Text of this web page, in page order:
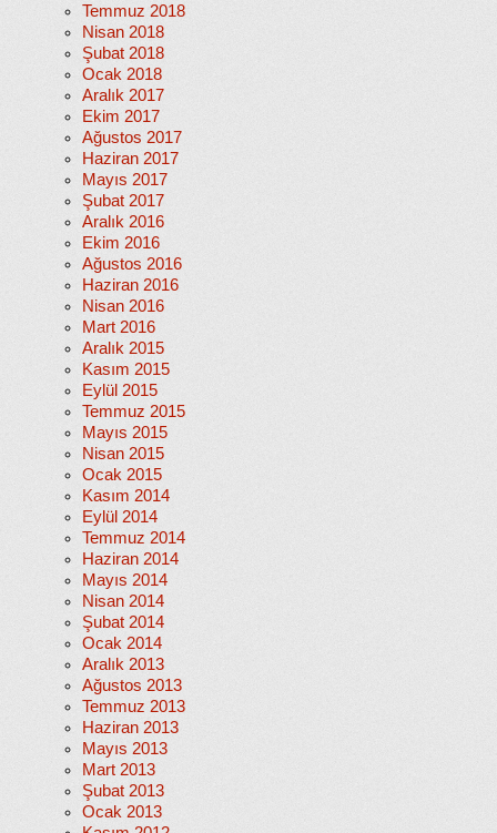
Temmuz 2018
Nisan 2018
Şubat 2018
Ocak 2018
Aralık 2017
Ekim 2017
Ağustos 2017
Haziran 2017
Mayıs 2017
Şubat 2017
Aralık 2016
Ekim 2016
Ağustos 2016
Haziran 2016
Nisan 2016
Mart 2016
Aralık 2015
Kasım 2015
Eylül 2015
Temmuz 2015
Mayıs 2015
Nisan 2015
Ocak 2015
Kasım 2014
Eylül 2014
Temmuz 2014
Haziran 2014
Mayıs 2014
Nisan 2014
Şubat 2014
Ocak 2014
Aralık 2013
Ağustos 2013
Temmuz 2013
Haziran 2013
Mayıs 2013
Mart 2013
Şubat 2013
Ocak 2013